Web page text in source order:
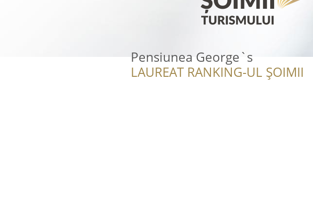
Pensiunea George`s
LAUREAT RANKING-UL ȘOIMII